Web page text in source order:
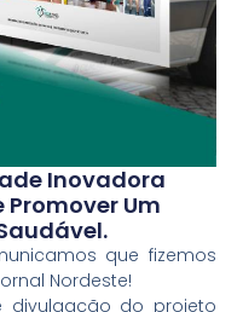
Inovadora
Promover Um
que fizemos
Nordeste!
divulgação do projeto